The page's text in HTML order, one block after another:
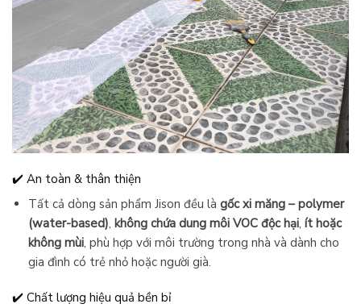
✔️ An toàn & thân thiện
Tất cả dòng sản phẩm Jison đều là gốc xi măng – polymer
(water-based), không chứa dung môi VOC độc hại, ít hoặc
không mùi, phù hợp với môi trường trong nhà và dành cho
gia đình có trẻ nhỏ hoặc người già.
✔️ Chất lượng hiệu quả bền bỉ